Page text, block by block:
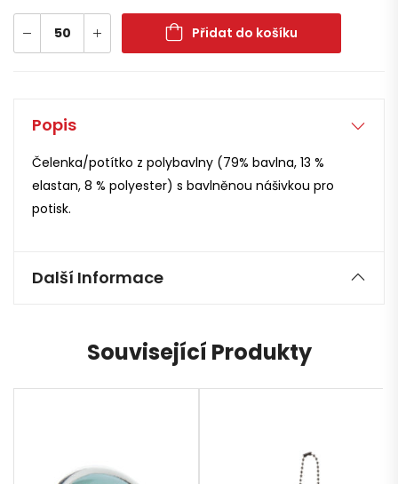
Přidat do košíku
Popis
Čelenka/potítko z polybavlny (79% bavlna, 13 %
elastan, 8 % polyester) s bavlněnou nášivkou pro
potisk.
Další Informace
Související Produkty